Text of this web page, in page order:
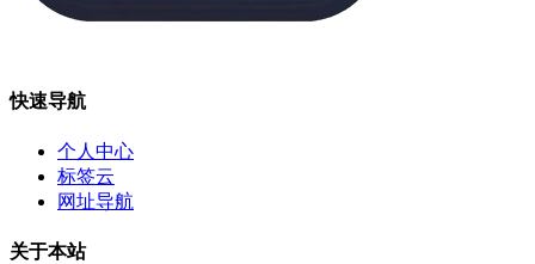
快速导航
个人中心
标签云
网址导航
关于本站